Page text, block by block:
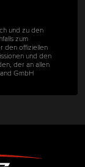
und zu den
zum
den offiziellen
und den
der an allen
GmbH